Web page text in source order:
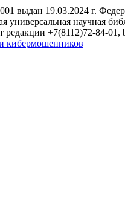
выдан 19.03.2024 г.
универсальная научная
+7(8112)72-84-01,
кибермошенников